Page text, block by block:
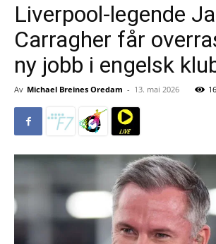
Liverpool-legende
Carragher får
ny jobb i engelsk
Av Michael Breines Oredam - 13. mai 2026